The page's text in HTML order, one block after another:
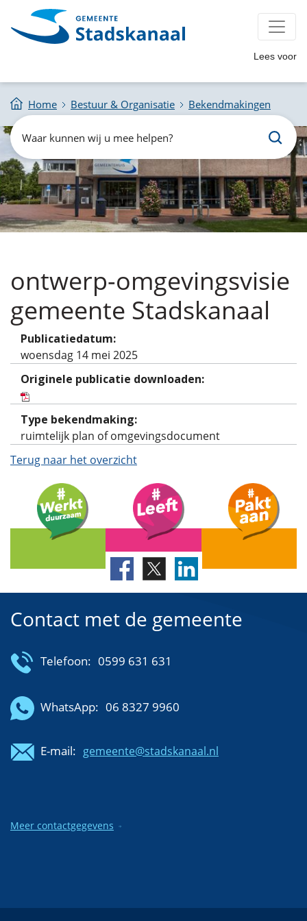
Lees voor
Home Bestuur & Organisatie Bekendmakingen
Zoeken
Waar
kunnen
wij
u
mee
helpen?
ontwerp-omgevingsvisie
gemeente Stadskanaal
Publicatiedatum:
woensdag 14 mei 2025
Originele publicatie downloaden:
Type bekendmaking:
ruimtelijk plan of omgevingsdocument
Terug naar het overzicht
Contact met de gemeente
Telefoon: 0599 631 631
WhatsApp: 06 8327 9960
E-mail: gemeente@stadskanaal.nl
Meer contactgegevens